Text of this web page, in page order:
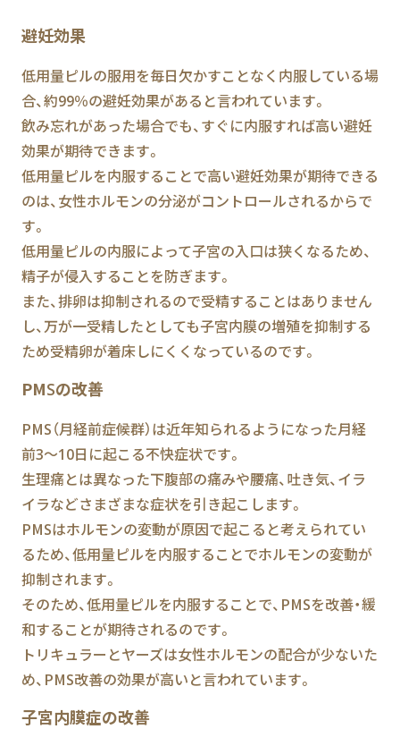
避妊効果
低用量ピルの服用を毎日欠かすことなく内服している場
合、約99％の避妊効果があると言われています。
飲み忘れがあった場合でも、すぐに内服すれば高い避妊
効果が期待できます。
低用量ピルを内服することで高い避妊効果が期待できる
のは、女性ホルモンの分泌がコントロールされるからで
す。
低用量ピルの内服によって子宮の入口は狭くなるため、
精子が侵入することを防ぎます。
また、排卵は抑制されるので受精することはありません
し、万が一受精したとしても子宮内膜の増殖を抑制する
ため受精卵が着床しにくくなっているのです。
PMSの改善
PMS（月経前症候群）は近年知られるようになった月経
前3～10日に起こる不快症状です。
生理痛とは異なった下腹部の痛みや腰痛、吐き気、イラ
イラなどさまざまな症状を引き起こします。
PMSはホルモンの変動が原因で起こると考えられてい
るため、低用量ピルを内服することでホルモンの変動が
抑制されます。
そのため、低用量ピルを内服することで、PMSを改善・緩
和することが期待されるのです。
トリキュラーとヤーズは女性ホルモンの配合が少ないた
め、PMS改善の効果が高いと言われています。
子宮内膜症の改善